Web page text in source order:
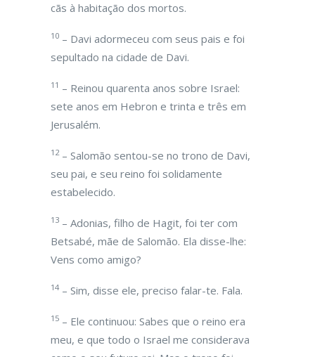
cãs à habitação dos mortos.
10 – Davi adormeceu com seus pais e foi
sepultado na cidade de Davi.
11 – Reinou quarenta anos sobre Israel:
sete anos em Hebron e trinta e três em
Jerusalém.
12– Salomão sentou-se no trono de Davi,
seu pai, e seu reino foi solidamente
estabelecido.
13 – Adonias, filho de Hagit, foi ter com
Betsabé, mãe de Salomão. Ela disse-lhe:
Vens como amigo?
14 – Sim, disse ele, preciso falar-te. Fala.
15 – Ele continuou: Sabes que o reino era
meu, e que todo o Israel me considerava